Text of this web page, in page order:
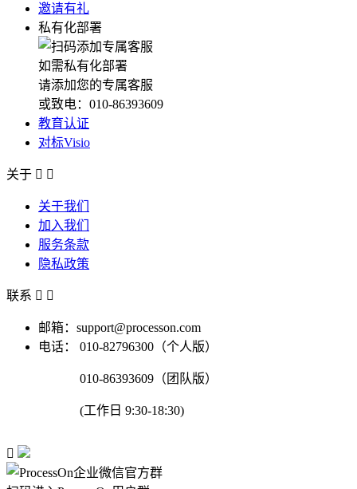
邀请有礼
私有化部署
如需私有化部署
请添加您的专属客服
或致电：010-86393609
教育认证
对标Visio
关于  
关于我们
加入我们
服务条款
隐私政策
联系  
邮箱：support@processon.com
电话：
010-82796300（个人版）
010-86393609（团队版）
(工作日 9:30-18:30)
